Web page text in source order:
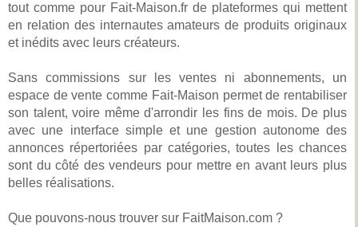
tout comme pour Fait-Maison.fr de plateformes qui mettent
en relation des internautes amateurs de produits originaux
et inédits avec leurs créateurs.
Sans commissions sur les ventes ni abonnements, un
espace de vente comme Fait-Maison permet de rentabiliser
son talent, voire même d'arrondir les fins de mois. De plus
avec une interface simple et une gestion autonome des
annonces répertoriées par catégories, toutes les chances
sont du côté des vendeurs pour mettre en avant leurs plus
belles réalisations.
Que pouvons-nous trouver sur FaitMaison.com ?